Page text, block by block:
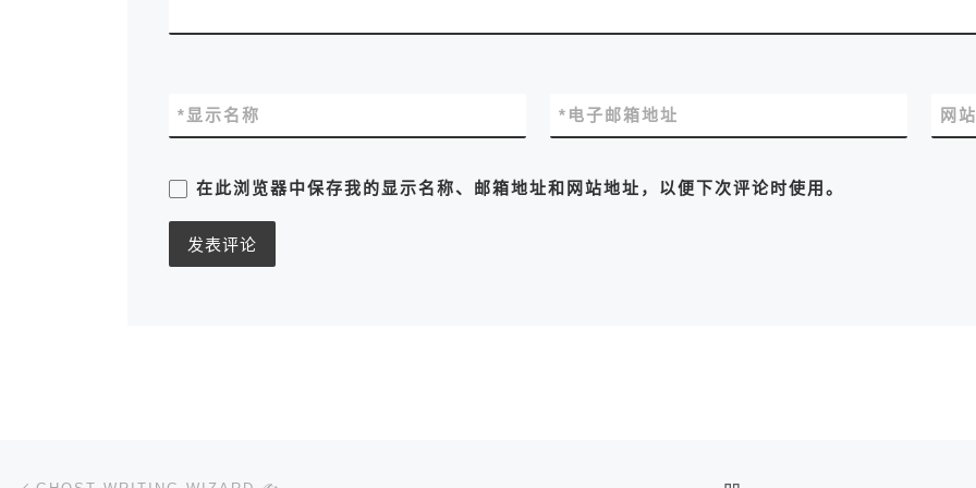
显示名称
* 电子邮箱地址
* 网
在此浏览器中保存我的显示名称、邮箱地址和网站地址，以便下次评论时使用。
文章导航